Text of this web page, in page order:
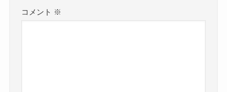
コメント ※